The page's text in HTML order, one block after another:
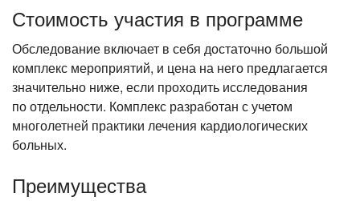
Стоимость участия в программе
Обследование включает в себя достаточно большой
комплекс мероприятий, и цена на него предлагается
значительно ниже, если проходить исследования
по отдельности. Комплекс разработан с учетом
многолетней практики лечения кардиологических
больных.
Преимущества